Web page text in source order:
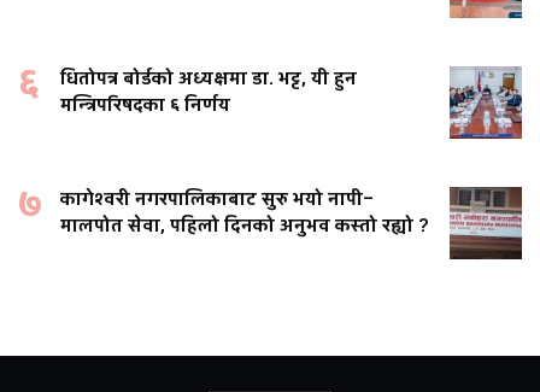
६
धितोपत्र बोर्डको अध्यक्षमा डा. भट्ट, यी हुन
मन्त्रिपरिषदका ६ निर्णय
७
कागेश्वरी नगरपालिकाबाट सुरु भयो नापी–
मालपोत सेवा, पहिलो दिनको अनुभव कस्तो रह्यो ?